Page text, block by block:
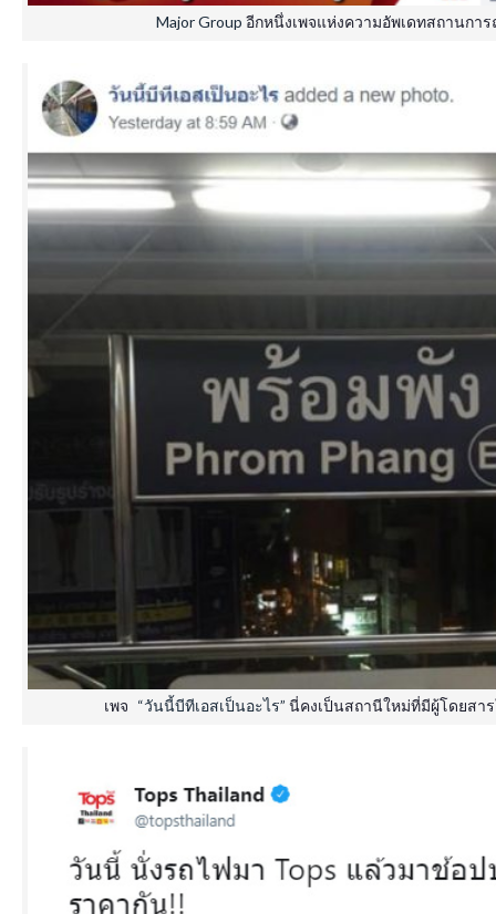
Major Group อีกหนึ่งเพจแห่งความอัพเดทสถานการ
เพจ “วันนี้บีทีเอสเป็นอะไร” นี่คงเป็นสถานีใหม่ที่มีผู้โดยสา